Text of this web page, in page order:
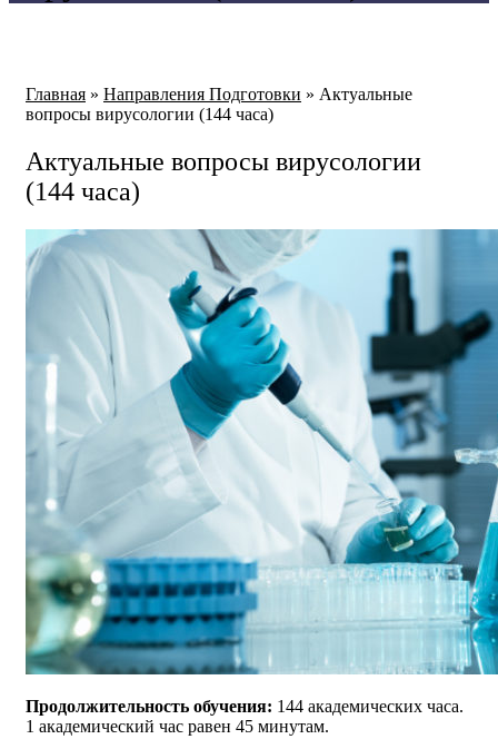
Главная » Направления Подготовки » Актуальные
вопросы вирусологии (144 часа)
Актуальные вопросы вирусологии
(144 часа)
Продолжительность обучения: 144 академических часа.
1 академический час равен 45 минутам.